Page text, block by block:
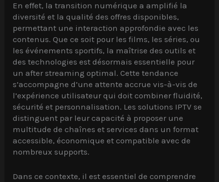
En effet, la transition numérique a amplifié la
diversité et la qualité des offres disponibles,
permettant une interaction approfondie avec les
contenus. Que ce soit pour les films, les séries, ou
les événements sportifs, la maîtrise des outils et
des technologies est désormais essentielle pour
un after streaming optimal. Cette tendance
s’accompagne d’une attente accrue vis-à-vis de
l’expérience utilisateur qui doit combiner fluidité,
sécurité et personnalisation. Les solutions IPTV se
distinguent par leur capacité à proposer une
multitude de chaînes et services dans un format
accessible, économique et compatible avec de
nombreux supports.
Dans ce contexte, il est essentiel de comprendre